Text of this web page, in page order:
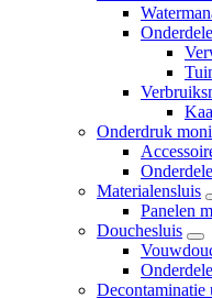
Onderdruk
Materialensluis
Panelen
Douchesluis
Decontaminatie